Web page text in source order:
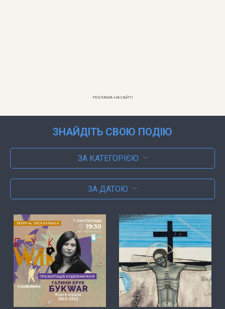
РЕКЛАМА НА САЙТІ
ЗНАЙДІТЬ СВОЮ ПОДІЮ
ЗА КАТЕГОРІЄЮ
ЗА ДАТОЮ